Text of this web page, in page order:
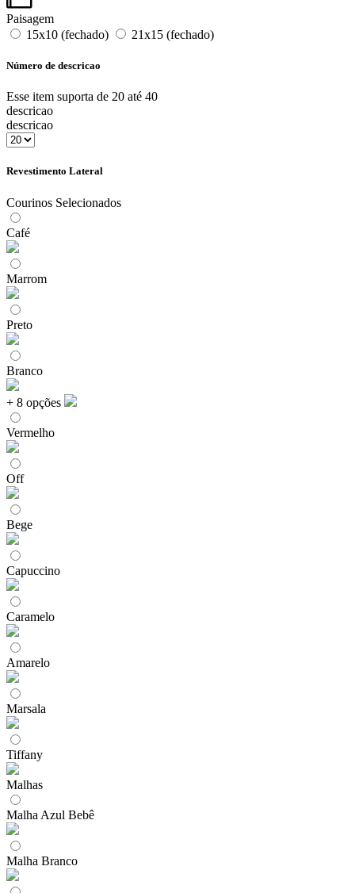
Paisagem
15x10 (fechado)
21x15 (fechado)
Número de descricao
Esse item suporta de 20 até 40
descricao
descricao
Revestimento Lateral
Courinos Selecionados
Café
Marrom
Preto
Branco
+ 8 opções
Vermelho
Off
Bege
Capuccino
Caramelo
Amarelo
Marsala
Tiffany
Malhas
Malha Azul Bebê
Malha Branco